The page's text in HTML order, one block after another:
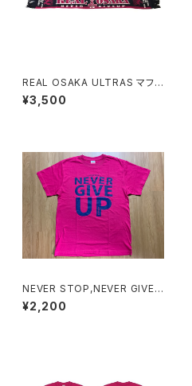
REAL OSAKA ULTRAS マフラ
ー（紺）
¥3,500
NEVER STOP,NEVER GIVE
UP Tシャツ（ピンク）
¥2,200